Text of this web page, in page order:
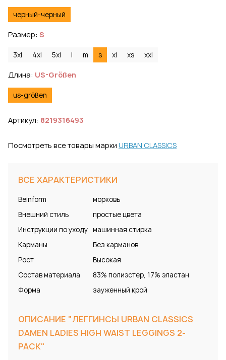
черный-черный
Размер: S
3xl 4xl 5xl l m s xl xs xxl
Длина: US-Größen
us-größen
Артикул: 8219316493
Посмотреть все товары марки URBAN CLASSICS
ВСЕ ХАРАКТЕРИСТИКИ
Beinform
морковь
Внешний стиль
простые цвета
Инструкции по уходу машинная стирка
Карманы
Без карманов
Рост
Высокая
Состав материала
83% полиэстер, 17% эластан
Форма
зауженный крой
ОПИСАНИЕ "ЛЕГГИНСЫ URBAN CLASSICS
DAMEN LADIES HIGH WAIST LEGGINGS 2-
PACK"